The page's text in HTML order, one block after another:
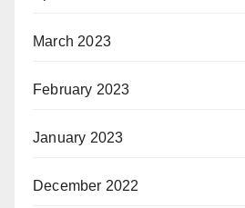
March 2023
February 2023
January 2023
December 2022